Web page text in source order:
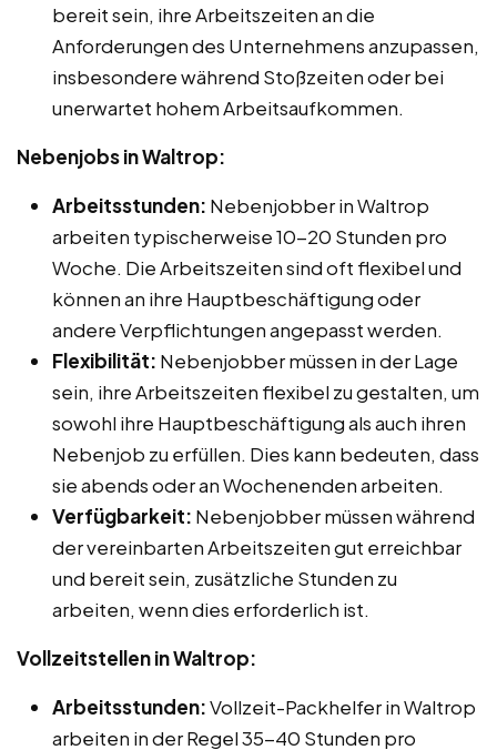
bereit sein, ihre Arbeitszeiten an die
Anforderungen des Unternehmens anzupassen,
insbesondere während Stoßzeiten oder bei
unerwartet hohem Arbeitsaufkommen.
Nebenjobs in Waltrop:
Arbeitsstunden: Nebenjobber in Waltrop
arbeiten typischerweise 10-20 Stunden pro
Woche. Die Arbeitszeiten sind oft flexibel und
können an ihre Hauptbeschäftigung oder
andere Verpflichtungen angepasst werden.
Flexibilität: Nebenjobber müssen in der Lage
sein, ihre Arbeitszeiten flexibel zu gestalten, um
sowohl ihre Hauptbeschäftigung als auch ihren
Nebenjob zu erfüllen. Dies kann bedeuten, dass
sie abends oder an Wochenenden arbeiten.
Verfügbarkeit: Nebenjobber müssen während
der vereinbarten Arbeitszeiten gut erreichbar
und bereit sein, zusätzliche Stunden zu
arbeiten, wenn dies erforderlich ist.
Vollzeitstellen in Waltrop:
Arbeitsstunden:Vollzeit-Packhelfer in Waltrop
arbeiten in der Regel 35-40 Stunden pro